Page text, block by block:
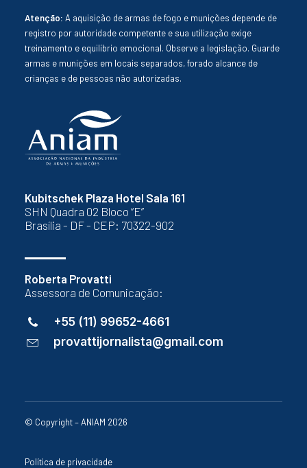
Kubitschek Plaza Hotel Sala 161
SHN Quadra 02 Bloco “E”
Brasília - DF - CEP: 70322-902
Roberta Provatti
Assessora de Comunicação:
+55 (11) 99652-4661
provattijornalista@gmail.com
Atenção: A aquisição de armas de fogo e munições depende de
registro por autoridade competente e sua utilização exige
treinamento e equilíbrio emocional. Observe a legislação. Guarde
armas e munições em locais separados, forado alcance de
crianças e de pessoas não autorizadas.
© Copyright – ANIAM 2026
Política de privacidade